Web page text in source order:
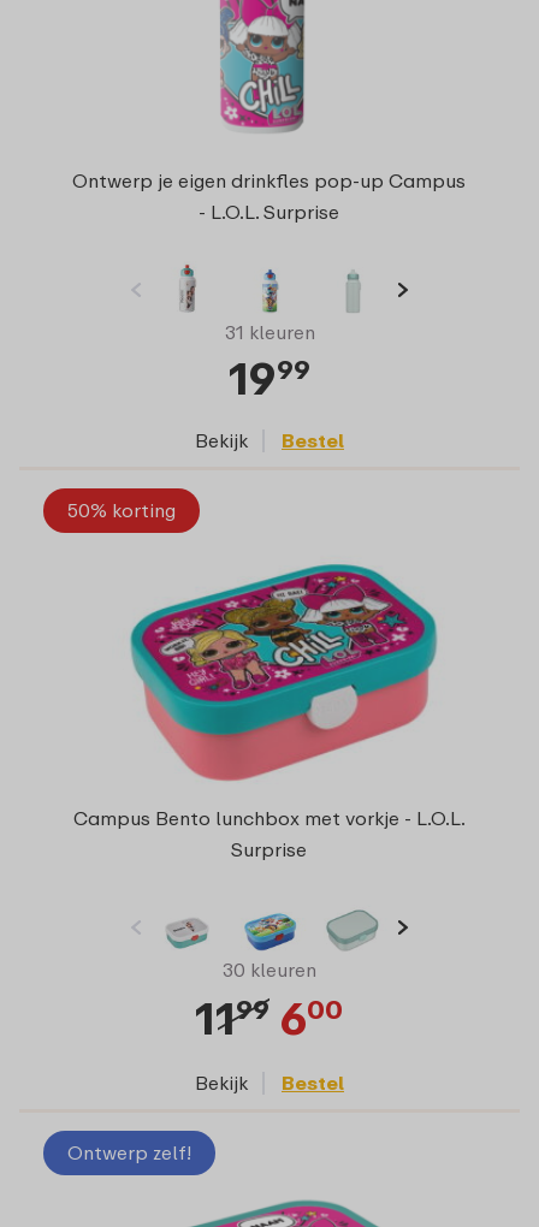
Ontwerp je eigen drinkfles pop-up Campus
- L.O.L. Surprise
31 kleuren
1999
Bekijk Bestel
50% korting
Campus Bento lunchbox met vorkje - L.O.L.
Surprise
30 kleuren
1199 600
Bekijk Bestel
Ontwerp zelf!